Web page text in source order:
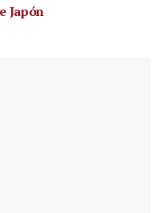
Japón